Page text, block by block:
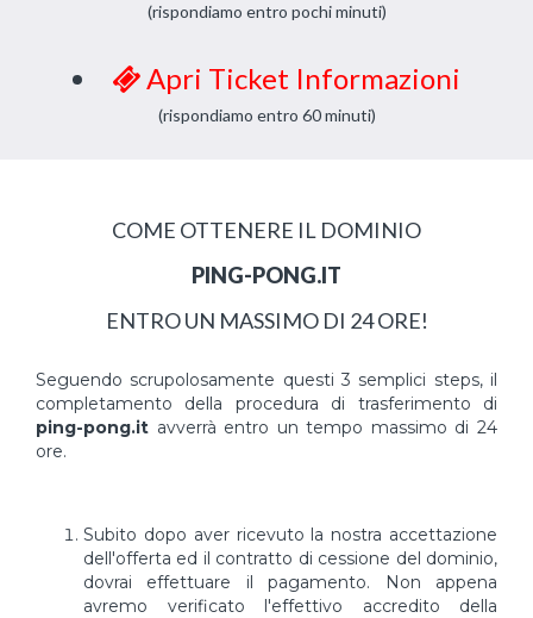
(rispondiamo entro pochi minuti)
Apri Ticket Informazioni
(rispondiamo entro 60 minuti)
COME OTTENERE IL DOMINIO
PING-PONG.IT
ENTRO UN MASSIMO DI 24 ORE!
Seguendo scrupolosamente questi 3 semplici steps, il
completamento della procedura di trasferimento di
ping-pong.it avverrà entro un tempo massimo di 24
ore.
Subito dopo aver ricevuto la nostra accettazione
dell'offerta ed il contratto di cessione del dominio,
dovrai effettuare il pagamento. Non appena
avremo verificato l'effettivo accredito della